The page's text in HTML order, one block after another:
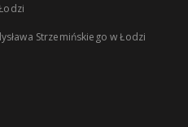
Strzemińskiego w Łodzi